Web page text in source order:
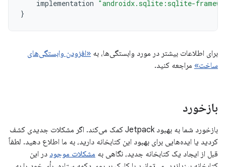
implementation "androidx.sqlite:sqlite-
}
برای اطلاعات بیشتر در مورد وابستگی‌ها، به «افزودن وابستگی‌های
ساخت» مراجعه کنید.
بازخورد
بازخورد شما به بهبود Jetpack کمک می‌کند. اگر مشکلات جدیدی کشف
کردید یا ایده‌هایی برای بهبود این کتابخانه دارید، به ما اطلاع دهید. لطفاً
قبل از ایجاد یک کتابخانه جدید، نگاهی به مشکلات موجود در این